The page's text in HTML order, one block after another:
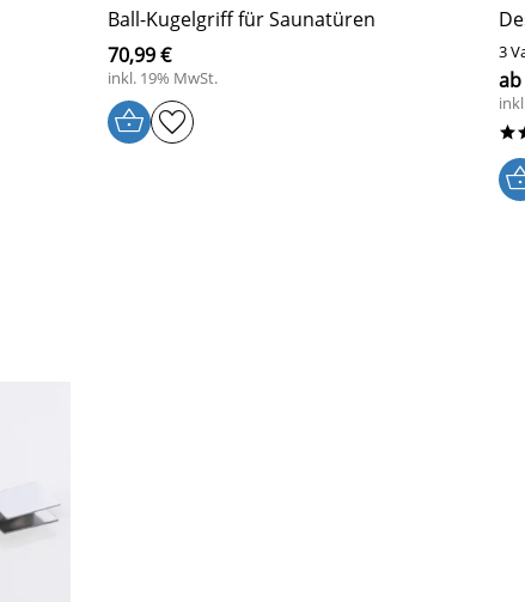
Ball-Kugelgriff für Saunatüren
70,99 €
inkl. 19% MwSt.
3
ab